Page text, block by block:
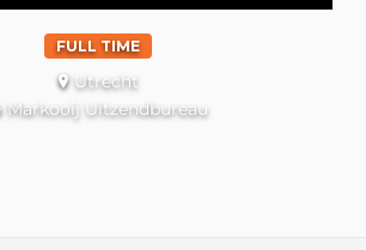
FULL TIME
Utrecht
Markooij Uitzendbureau